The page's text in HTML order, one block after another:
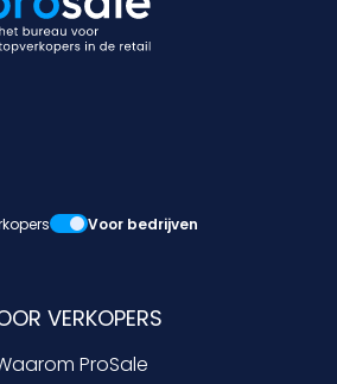
Voor bedrijven
VERKOPERS
ProSale